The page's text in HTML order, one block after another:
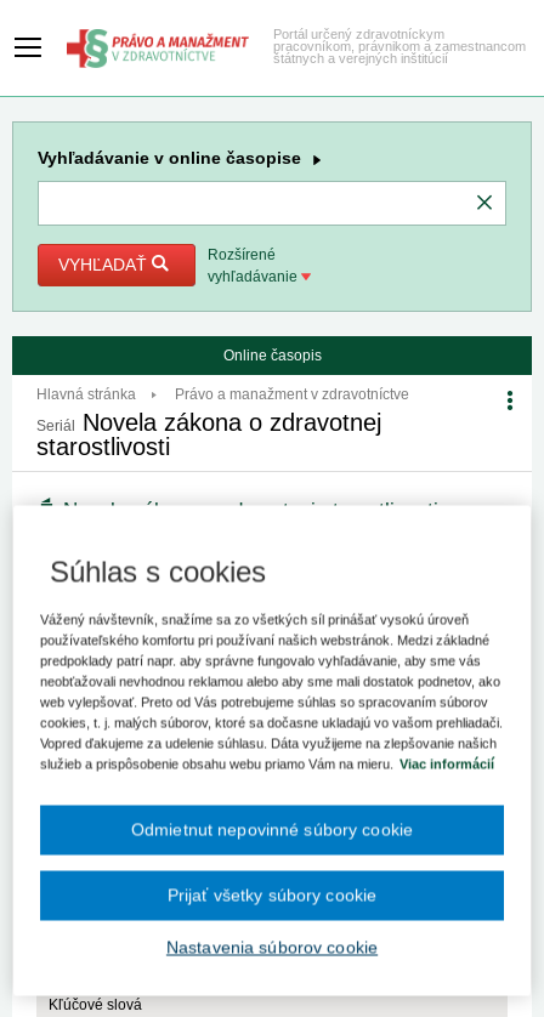
Portál určený zdravotníckym
pracovníkom, právnikom a zamestnancom
štátnych a verejných inštitúcií
Vyhľadávanie v online časopise
VYHĽADAŤ
Rozšírené
vyhľadávanie
Online časopis
Hlavná stránka
Právo a manažment v zdravotníctve
Seriál
Novela zákona o zdravotnej
starostlivosti
Novela zákona o zdravotnej starostlivosti
V tomto čísle prinášame druhú časť článku o novele č. 351/2017
problematikou organizovania a financovania prehliadok mŕtveho
tela.
Kľúčové slová
Elektronické zdravotníctvo
Legislatíva Zdravotná starostlivosť
Novela zákona o zdravotnej starostlivosti
(I.)
Parlamentom prijatá decembrová novela č. 351/2017 Z. z. zákona
o zdravotnej starostlivosti rieši niekoľko oblastí od zabezpečenia
sadzieb za poistencov štátu, poskytovania urgentnej zd...
Kľúčové slová
Súhlas s cookies
Vážený návštevník, snažíme sa zo všetkých síl prinášať vysokú úroveň
používateľského komfortu pri používaní našich webstránok. Medzi základné
predpoklady patrí napr. aby správne fungovalo vyhľadávanie, aby sme vás
neobťažovali nevhodnou reklamou alebo aby sme mali dostatok podnetov, ako
web vylepšovať. Preto od Vás potrebujeme súhlas so spracovaním súborov
cookies, t. j. malých súborov, ktoré sa dočasne ukladajú vo vašom prehliadači.
Vopred ďakujeme za udelenie súhlasu. Dáta využijeme na zlepšovanie našich
služieb a prispôsobenie obsahu webu priamo Vám na mieru. Viac informácií
Nastavenia súborov cookie
Odmietnut nepovinné súbory cookie
Prijať všetky súbory cookie